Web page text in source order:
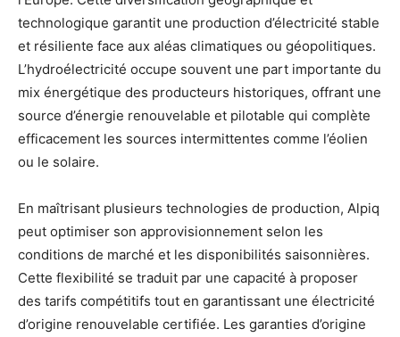
technologique garantit une production d’électricité stable
et résiliente face aux aléas climatiques ou géopolitiques.
L’hydroélectricité occupe souvent une part importante du
mix énergétique des producteurs historiques, offrant une
source d’énergie renouvelable et pilotable qui complète
efficacement les sources intermittentes comme l’éolien
ou le solaire.
En maîtrisant plusieurs technologies de production, Alpiq
peut optimiser son approvisionnement selon les
conditions de marché et les disponibilités saisonnières.
Cette flexibilité se traduit par une capacité à proposer
des tarifs compétitifs tout en garantissant une électricité
d’origine renouvelable certifiée. Les garanties d’origine